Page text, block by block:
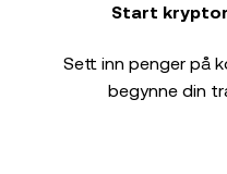
Start
Sett inn penger på
begynne din